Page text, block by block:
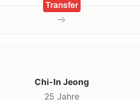
Transfer
Chi-In Jeong
25 Jahre